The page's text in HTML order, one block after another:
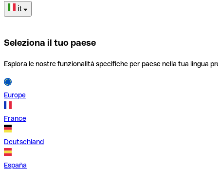
it
Seleziona il tuo paese
Esplora le nostre funzionalità specifiche per paese nella tua lingua
Europe
France
Deutschland
España